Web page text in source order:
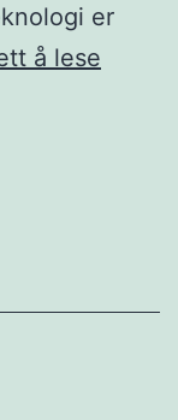
er
å lese